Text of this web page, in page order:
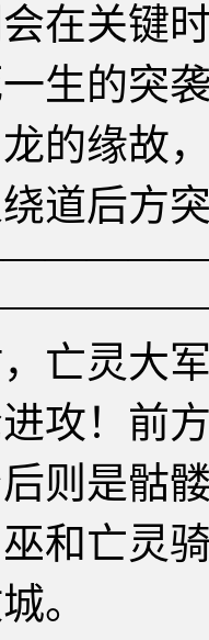
关键时
生的突
的缘故
道后方
灵大军
攻！前
则是骷
和亡灵
。